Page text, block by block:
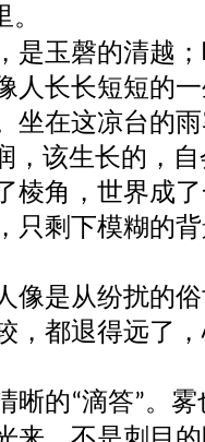
是玉磬的清越
人长长短短的
坐在这凉台的
，该生长的，自
棱角，世界成
只剩下模糊的
像是从纷扰的
都退得远了，
晰的“滴答”。雾